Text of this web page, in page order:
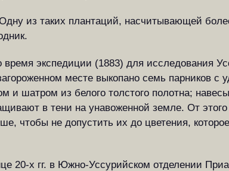
из таких плантаций, насчитывающей
экспедиции (1883) для исследования
месте выкопано семь парников с
шатром из белого толстого полотна;
в тени на унавоженной земле. От этого
чтобы не допустить их до цветения,
20-х гг. в Южно-Уссурийском отделении